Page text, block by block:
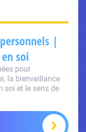
|
soi
pour
la bienveillance
soi et le sens de